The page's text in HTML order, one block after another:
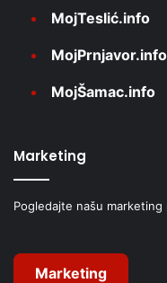
MojTeslić.info
MojPrnjavor.info
MojŠamac.info
Marketing
Pogledajte našu
Marketing